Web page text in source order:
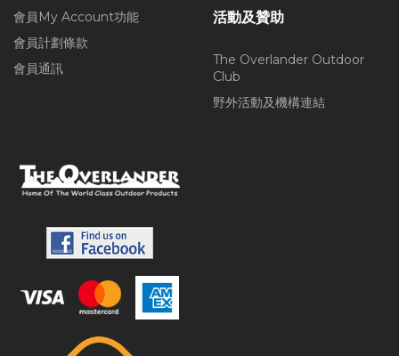
會員My Account功能
會員計劃條款
會員通訊
活動及贊助
The Overlander Outdoor
Club
野外活動及機構連結